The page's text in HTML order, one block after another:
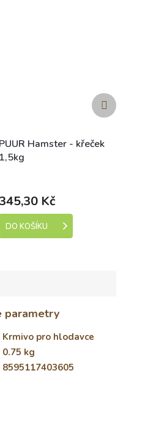
PUUR Hamster - křeček
1,5kg
345,30 Kč
DO KOŠÍKU
Další
produkt
parametry
Krmivo pro hlodavce
0.75 kg
8595117403605